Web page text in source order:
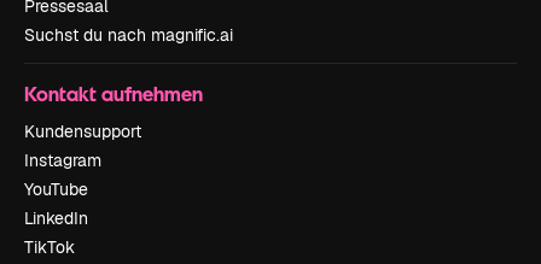
Pressesaal
Suchst du nach magnific.ai
Kontakt aufnehmen
Kundensupport
Instagram
YouTube
LinkedIn
TikTok